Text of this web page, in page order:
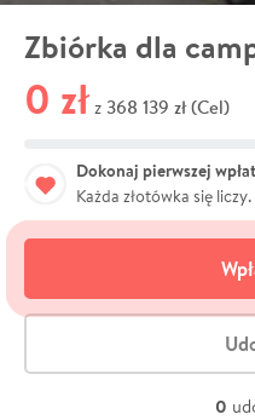
Zbiórka dla
0 zł z 368 139 zł (Cel)
Dokonaj pierwszej
Każda złotówka się liczy.
0